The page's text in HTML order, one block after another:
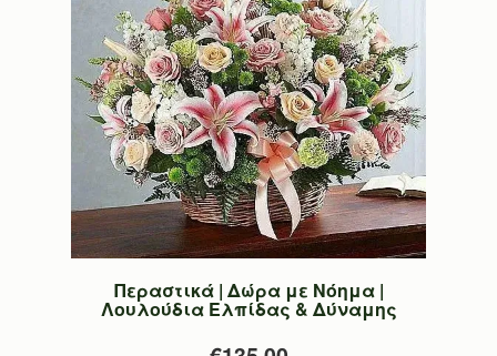
Περαστικά | Δώρα με Νόημα |
Λουλούδια Ελπίδας & Δύναμης